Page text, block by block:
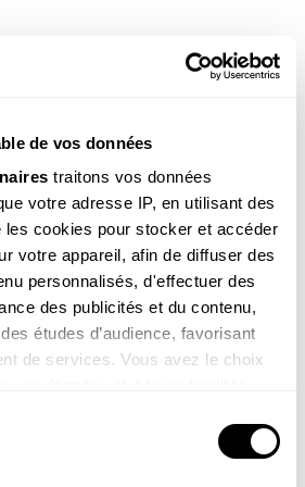
de vos données
traitons vos données
votre adresse IP, en utilisant des
les cookies pour stocker et accéder
votre appareil, afin de diffuser des
personnalisés, d'effectuer des
des publicités et du contenu,
études d’audience, favorisant
de services. Vous avez le choix
la Déclaration relative aux
sur l'icône de confidentialité.
SALAMANDRE
nature insolite près de chez
Découvrir la revue